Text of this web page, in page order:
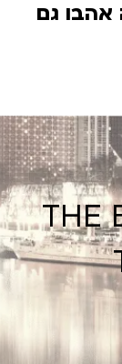
אהבו גם
THE